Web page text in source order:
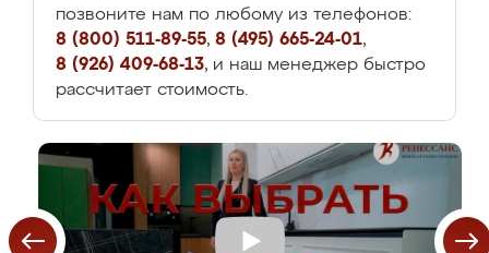
позвоните нам по любому из телефонов:
8 (800) 511-89-55, 8 (495) 665-24-01,
8 (926) 409-68-13, и наш менеджер быстро
рассчитает стоимость.